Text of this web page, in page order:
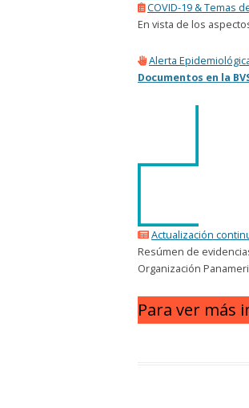
COVID-19 & Temas
En vista de los
Alerta
Documentos en la
Actualización
Resúmen de
Organización
Para ver más